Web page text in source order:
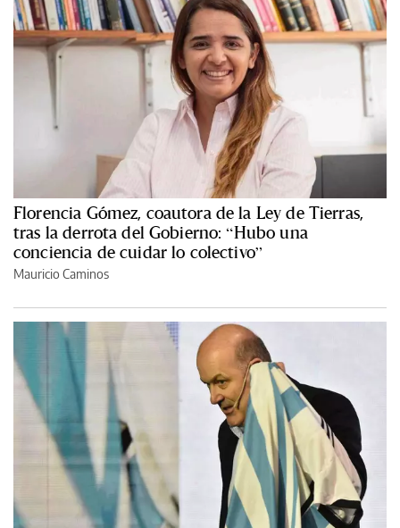
Florencia Gómez, coautora de la Ley de Tierras,
tras la derrota del Gobierno: “Hubo una
conciencia de cuidar lo colectivo”
Mauricio Caminos